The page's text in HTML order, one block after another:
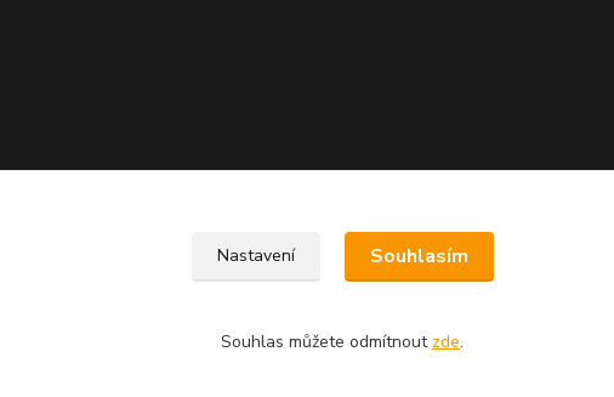
Nastavení Souhlasím
Souhlas můžete odmítnout zde.